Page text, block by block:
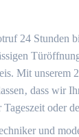
24 Stunden
Mit unserem
dass wir
Tageszeit oder
und